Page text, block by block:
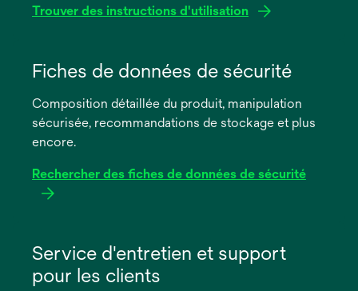
Trouver des instructions d'utilisation
dans
nouvel
onglet
Fiches de données de sécurité
Composition détaillée du produit, manipulation
sécurisée, recommandations de stockage et plus
encore.
Rechercher des fiches de données de sécurité
dans
nouvel
Service d'entretien et support
pour les clients